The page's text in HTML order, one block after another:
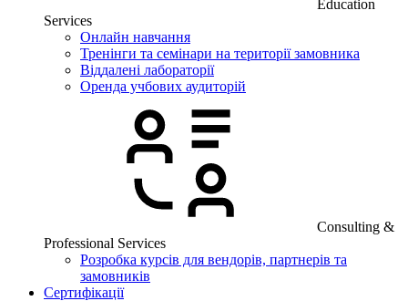
Education
Services
Онлайн навчання
Тренінги та семінари на території замовника
Віддалені лабораторії
Оренда учбових аудиторій
Consulting &
Professional Services
Розробка курсів для вендорів, партнерів та
замовників
Сертифікації